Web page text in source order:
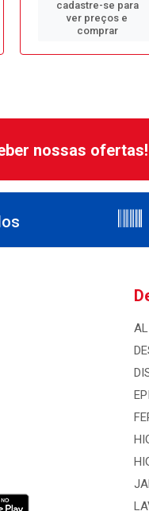
cadastre-se para
ver preços e
comprar
nossas ofertas!